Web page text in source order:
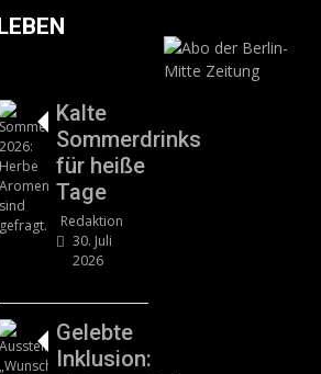
LEBEN
Kalte
Sommerdrinks
für heiße
Tage
Redaktion
30. Juli
2026
Gelebte
Inklusion: